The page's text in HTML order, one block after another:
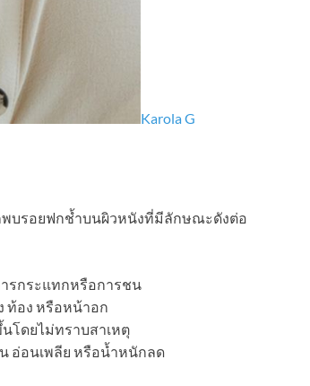
Karola G
พบรอยฟกช้ำบนผิวหนังที่มีลักษณะดังต่อ
รกระแทกหรือการชน
ท้อง หรือหน้าอก
โดยไม่ทราบสาเหตุ
อ่อนเพลีย หรือน้ำหนักลด